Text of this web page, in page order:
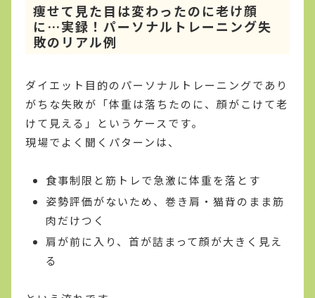
痩せて見た目は変わったのに老け顔
に…実録！パーソナルトレーニング失
敗のリアル例
ダイエット目的のパーソナルトレーニングであり
がちな失敗が「体重は落ちたのに、顔がこけて老
けて見える」というケースです。
現場でよく聞くパターンは、
食事制限と筋トレで急激に体重を落とす
姿勢評価がないため、巻き肩・猫背のまま筋
肉だけつく
肩が前に入り、首が詰まって顔が大きく見え
る